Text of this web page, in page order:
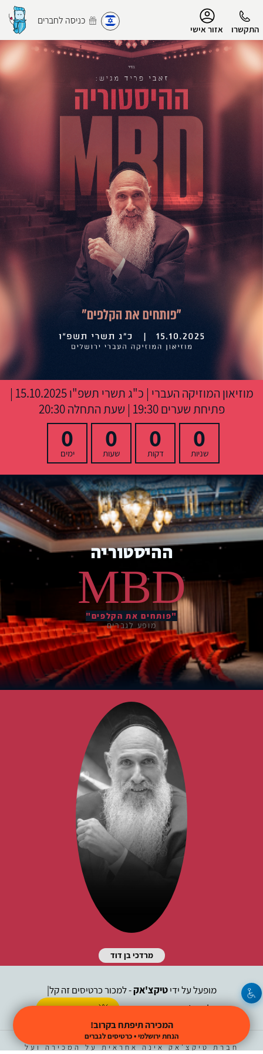
התקשרו אזור אישי
כניסה לחברים
הפרופיל שלי
התנתק
מוזיאון המוזיקה העברי | כ"ג תשרי תשפ"ו
15.10.2025 |
פתיחת שערים 19:30 | שעת התחלה 20:30
0
שניות
0
דקות
0
שעות
0
ימים
ההיסטוריה
MBD
"פותחים את הקלפים"
מופע לגברים
מרדכי בן דוד
מופעל על ידיטיקצ'אק- למכור כרטיסים זה קל
טיקצ'אק לייבאירוע בקטגוריית הופעות חיות
חברת טיקצ'אק אינה אחראית על המכירה ועל
המכירה תיפתח בקרוב!